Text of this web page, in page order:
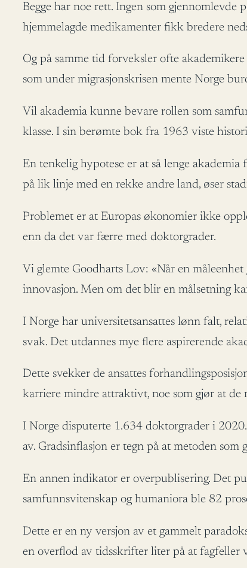
Begge har noe rett. Ingen som
hjemmelagde medikamenter fikk bredere
Og på samme tid forveksler ofte
som under migrasjonskrisen mente Norge
Vil akademia kunne bevare rollen som
klasse. I sin berømte bok fra 1963 viste
En tenkelig hypotese er at så lenge
på lik linje med en rekke andre land, øser
Problemet er at Europas økonomier ikke
enn da det var færre med doktorgrader.
Vi glemte Goodharts Lov: «Når en
innovasjon. Men om det blir en målsetning
I Norge har universitetsansattes lønn falt,
svak. Det utdannes mye flere aspirerende
Dette svekker de ansattes
karriere mindre attraktivt, noe som gjør at de
I Norge disputerte 1.634 doktorgrader i
av. Gradsinflasjon er tegn på at metoden
En annen indikator er overpublisering. Det
samfunnsvitenskap og humaniora ble 82
Dette er en ny versjon av et gammelt
en overflod av tidsskrifter liter på at fagfeller